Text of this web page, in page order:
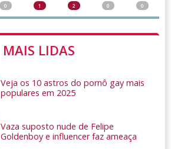
0 1 2 0 0
MAIS LIDAS
Veja os 10 astros do pornô gay mais
populares em 2025
Vaza suposto nude de Felipe
Goldenboy e influencer faz ameaça